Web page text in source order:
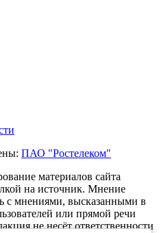
ПАО "Ростелеком"
материалов сайта
на источник. Мнение
с мнениями, высказанными в
или прямой речи
не несёт ответственности